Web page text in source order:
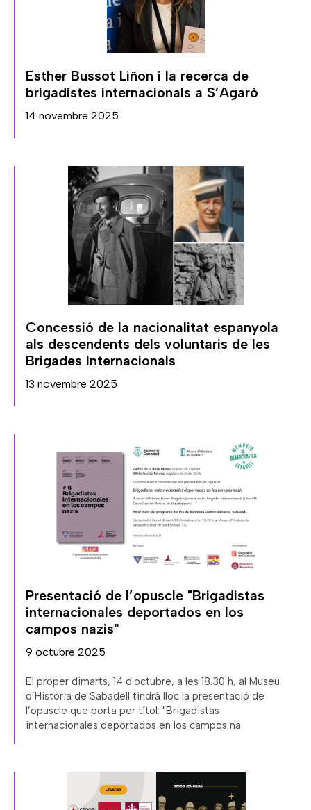
Esther Bussot Liñon i la recerca de
brigadistes internacionals a S’Agarò
14 novembre 2025
Concessió de la nacionalitat espanyola
als descendents dels voluntaris de les
Brigades Internacionals
13 novembre 2025
Presentació de l’opuscle "Brigadistas
internacionales deportados en los
campos nazis"
9 octubre 2025
El proper dimarts, 14 d'octubre, a les 18.30 h, al Museu
d’Història de Sabadell tindrà lloc la presentació de
l’opuscle que porta per títol: "Brigadistas
internacionales deportados en los campos na